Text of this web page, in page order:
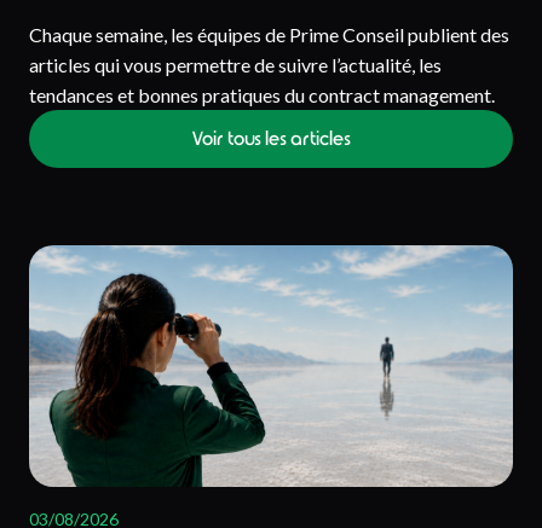
Chaque semaine, les équipes de Prime Conseil publient des
articles qui vous permettre de suivre l’actualité, les
tendances et bonnes pratiques du contract management.
Voir tous les articles
03/08/2026